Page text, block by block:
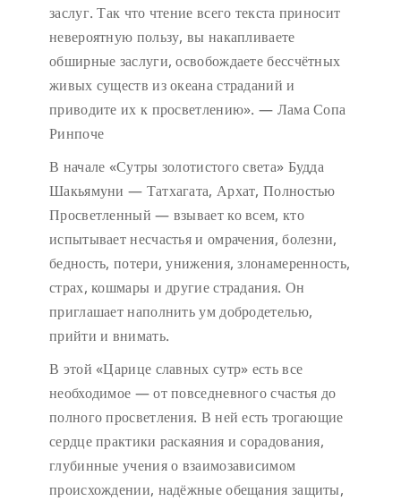
заслуг. Так что чтение всего текста приносит
невероятную пользу, вы накапливаете
обширные заслуги, освобождаете бессчётных
живых существ из океана страданий и
приводите их к просветлению». — Лама Сопа
Ринпоче
В начале «Сутры золотистого света» Будда
Шакьямуни — Татхагата, Архат, Полностью
Просветленный — взывает ко всем, кто
испытывает несчастья и омрачения, болезни,
бедность, потери, унижения, злонамеренность,
страх, кошмары и другие страдания. Он
приглашает наполнить ум добродетелью,
прийти и внимать.
В этой «Царице славных сутр» есть все
необходимое — от повседневного счастья до
полного просветления. В ней есть трогающие
сердце практики раскаяния и сорадования,
глубинные учения о взаимозависимом
происхождении, надёжные обещания защиты,